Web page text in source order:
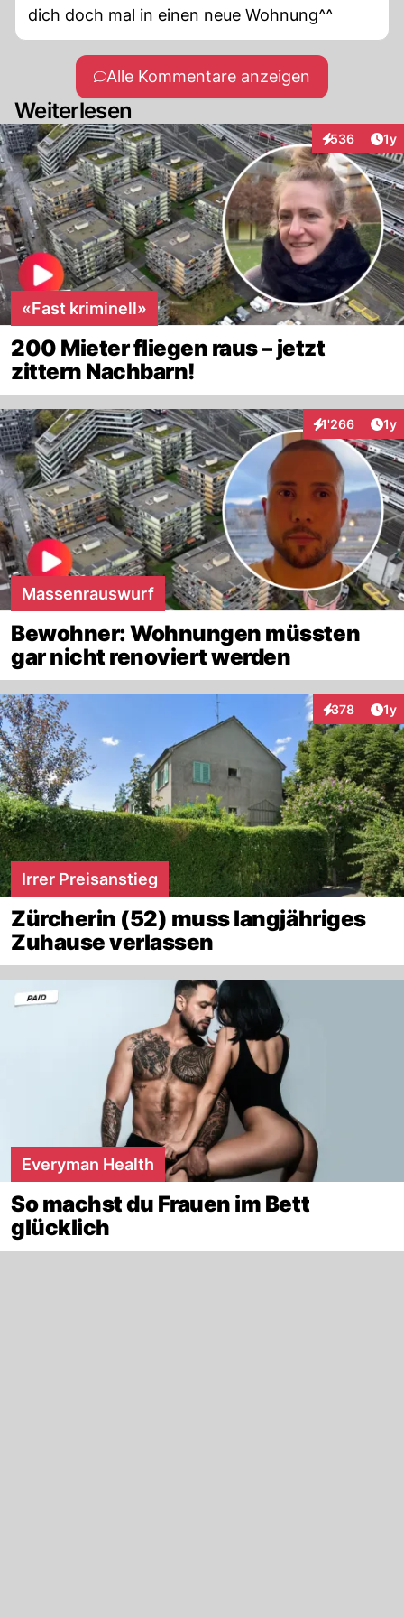
dich doch mal in einen neue Wohnung^^
Alle Kommentare anzeigen
Weiterlesen
536
Interaktionen
1y
«Fast kriminell»
200 Mieter fliegen raus – jetzt
zittern Nachbarn!
1'266
Interaktionen1y
Massenrauswurf
Bewohner: Wohnungen müssten
gar nicht renoviert werden
378
Interaktionen
1y
Irrer Preisanstieg
Zürcherin (52) muss langjähriges
Zuhause verlassen
Everyman Health
So machst du Frauen im Bett
glücklich